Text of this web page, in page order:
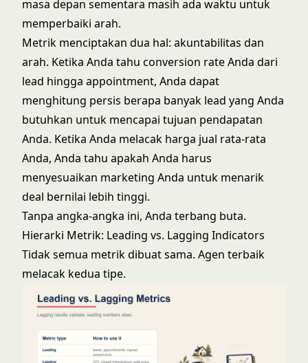
masa depan sementara masih ada waktu untuk
memperbaiki arah.
Metrik menciptakan dua hal: akuntabilitas dan
arah. Ketika Anda tahu conversion rate Anda dari
lead hingga appointment, Anda dapat
menghitung persis berapa banyak lead yang Anda
butuhkan untuk mencapai tujuan pendapatan
Anda. Ketika Anda melacak harga jual rata-rata
Anda, Anda tahu apakah Anda harus
menyesuaikan marketing Anda untuk menarik
deal bernilai lebih tinggi.
Tanpa angka-angka ini, Anda terbang buta.
Hierarki Metrik: Leading vs. Lagging Indicators
Tidak semua metrik dibuat sama. Agen terbaik
melacak kedua tipe.